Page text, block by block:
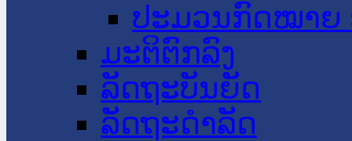
ປະມວນກົດໝາຍ
ມະຕິຕົກລົງ
ລັດຖະບັນຍັດ
ລັດຖະດໍາລັດ